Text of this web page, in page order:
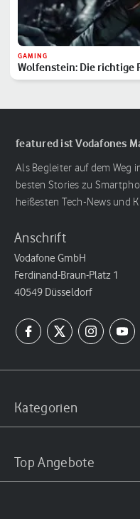
GAMING
Wolfenstein: Die richtige
featured ist Vodafones
Als Begleiter auf dem Weg
besten Stories zu
heißesten Tech-News und
Anschrift
Vodafone GmbH
Ferdinand-Braun-Platz 1
40549 Düsseldorf
Kategorien
Top Angebote